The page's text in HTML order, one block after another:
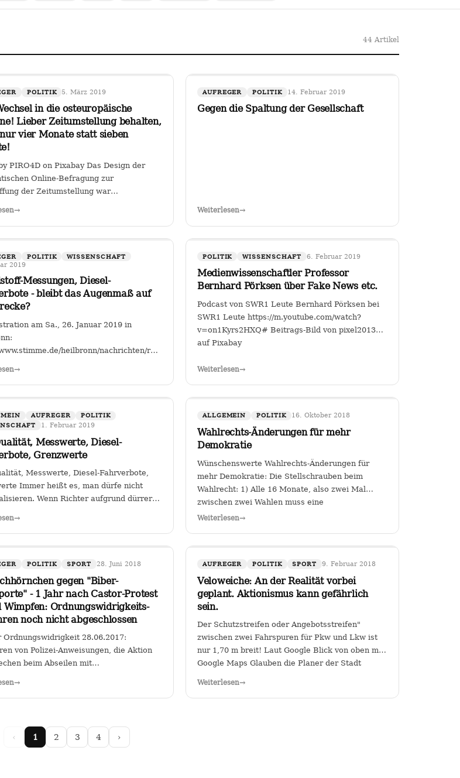
44 Artikel
POLITIK 5. März 2019
in die osteuropäische
Lieber Zeitumstellung behalten,
vier Monate statt sieben
PIRO4D on Pixabay Das Design der
Online-Befragung zur
der Zeitumstellung war
→
AUFREGER POLITIK 14. Februar 2019
Gegen die Spaltung der Gesellschaft
Weiterlesen→
POLITIK WISSENSCHAFT
2019
Messungen, Diesel-
- bleibt das Augenmaß auf
am Sa., 26. Januar 2019 in
heilbronn/nachrichten/region/Streitfall-
→
POLITIK WISSENSCHAFT 6. Februar 2019
Medienwissenschaftler Professor
Bernhard Pörksen über Fake News etc.
Podcast von SWR1 Leute Bernhard Pörksen bei
SWR1 Leute https://m.youtube.com/watch?
v=on1Kyrs2HXQ# Beitrags-Bild von pixel2013
auf Pixabay
Weiterlesen→
AUFREGER
POLITIK
1. Februar 2019
Messwerte, Diesel-
Grenzwerte
Messwerte, Diesel-Fahrverbote,
Immer heißt es, man dürfe nicht
Wenn Richter aufgrund dürrer
→
ALLGEMEIN POLITIK 16. Oktober 2018
Wahlrechts-Änderungen für mehr
Demokratie
Wünschenswerte Wahlrechts-Änderungen für
mehr Demokratie: Die Stellschrauben beim
Wahlrecht: 1) Alle 16 Monate, also zwei Mal
zwischen zwei Wahlen muss eine
Volksabstimmung abgehalten werden zur Arbeit
Weiterlesen→
POLITIK SPORT 28. Juni 2018
gegen "Biber-
- 1 Jahr nach Castor-Protest
Wimpfen: Ordnungswidrigkeits-
noch nicht abgeschlossen
Ordnungswidrigkeit 28.06.2017:
von Polizei-Anweisungen, die Aktion
beim Abseilen mit
→
AUFREGER POLITIK SPORT 9. Februar 2018
Veloweiche: An der Realität vorbei
geplant. Aktionismus kann gefährlich
sein.
Der Schutzstreifen oder Angebotsstreifen"
zwischen zwei Fahrspuren für Pkw und Lkw ist
nur 1,70 m breit! Laut Google Blick von oben mit
Google Maps Glauben die Planer der Stadt
Weiterlesen→
‹ 1 2 3 4 ›